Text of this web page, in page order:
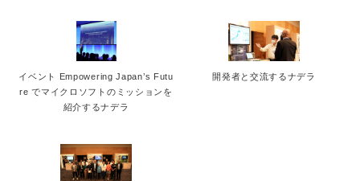
イベント Empowering Japan’s Futu
re でマイクロソフトのミッションを
紹介するナデラ
開発者と交流するナデラ